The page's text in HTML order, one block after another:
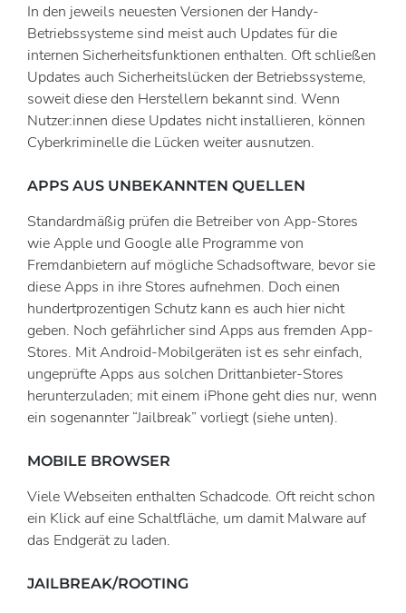
In den jeweils neuesten Versionen der Handy-
Betriebssysteme sind meist auch Updates für die
internen Sicherheitsfunktionen enthalten. Oft schließen
Updates auch Sicherheitslücken der Betriebssysteme,
soweit diese den Herstellern bekannt sind. Wenn
Nutzer:innen diese Updates nicht installieren, können
Cyberkriminelle die Lücken weiter ausnutzen.
APPS AUS UNBEKANNTEN QUELLEN
Standardmäßig prüfen die Betreiber von App-Stores
wie Apple und Google alle Programme von
Fremdanbietern auf mögliche Schadsoftware, bevor sie
diese Apps in ihre Stores aufnehmen. Doch einen
hundertprozentigen Schutz kann es auch hier nicht
geben. Noch gefährlicher sind Apps aus fremden App-
Stores. Mit Android-Mobilgeräten ist es sehr einfach,
ungeprüfte Apps aus solchen Drittanbieter-Stores
herunterzuladen; mit einem iPhone geht dies nur, wenn
ein sogenannter “Jailbreak” vorliegt (siehe unten).
MOBILE BROWSER
Viele Webseiten enthalten Schadcode. Oft reicht schon
ein Klick auf eine Schaltfläche, um damit Malware auf
das Endgerät zu laden.
JAILBREAK/ROOTING